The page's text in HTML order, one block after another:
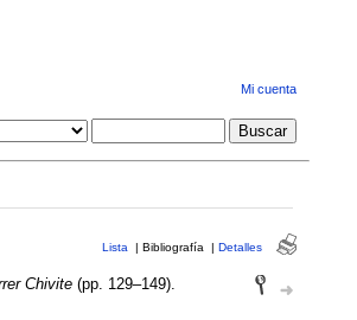
Mi cuenta
Lista | Bibliografía | Detalles
Chivite(pp. 129–149).